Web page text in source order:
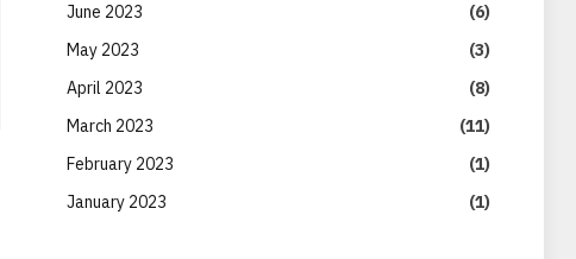
June 2023
(6)
May 2023
(3)
April 2023
(8)
March 2023
(11)
February 2023
(1)
January 2023
(1)